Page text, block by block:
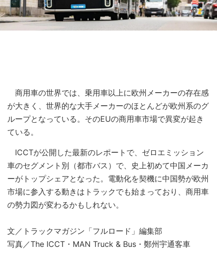
商用車の世界では、乗用車以上に欧州メーカーの存在感
が大きく、世界的な大手メーカーのほとんどが欧州系のグ
ループとなっている。そのEUの商用車市場で異変が起き
ている。
ICCTが公開した最新のレポートで、ゼロエミッション
車のセグメント別（都市バス）で、史上初めて中国メーカ
ーがトップシェアとなった。電動化を契機に中国勢が欧州
市場に参入する動きはトラックでも始まっており、商用車
の勢力図が変わるかもしれない。
文／トラックマガジン「フルロード」編集部
写真／The ICCT・MAN Truck & Bus・鄭州宇通客車